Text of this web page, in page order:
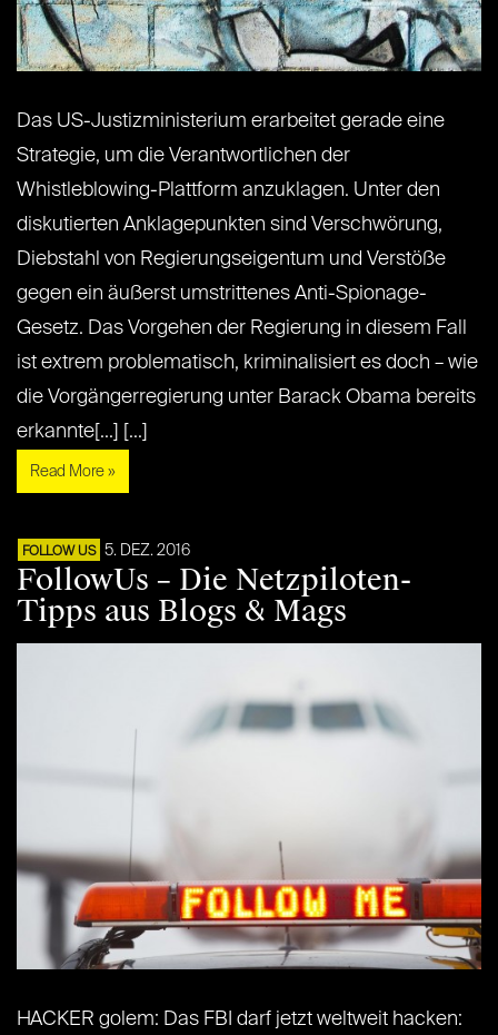
Das US-Justizministerium erarbeitet gerade eine
Strategie, um die Verantwortlichen der
Whistleblowing-Plattform anzuklagen. Unter den
diskutierten Anklagepunkten sind Verschwörung,
Diebstahl von Regierungseigentum und Verstöße
gegen ein äußerst umstrittenes Anti-Spionage-
Gesetz. Das Vorgehen der Regierung in diesem Fall
ist extrem problematisch, kriminalisiert es doch – wie
die Vorgängerregierung unter Barack Obama bereits
erkannte[...] [...]
Read More »
FOLLOW US 5. DEZ. 2016
FollowUs – Die Netzpiloten-
Tipps aus Blogs & Mags
HACKER golem: Das FBI darf jetzt weltweit hacken: